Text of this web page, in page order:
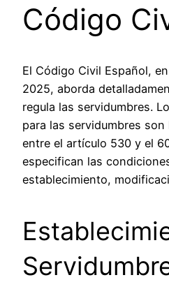
Código
El Código Civil Español,
2025, aborda
regula las servidumbres.
para las servidumbres
entre el artículo 530 y el
especifican las
establecimiento,